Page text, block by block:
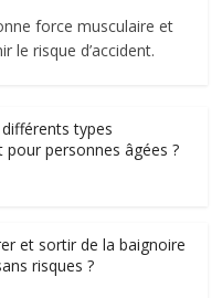
force musculaire et
le risque d’accident.
types
pour personnes âgées ?
et sortir de la baignoire
risques ?